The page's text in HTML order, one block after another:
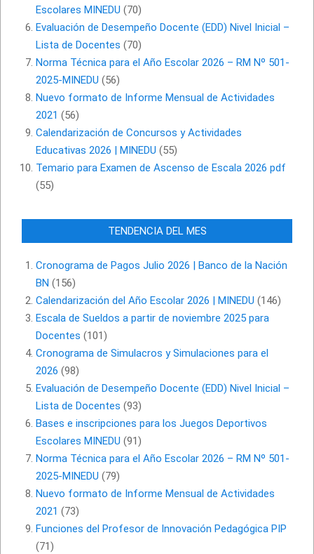
Escolares MINEDU (70)
Evaluación de Desempeño Docente (EDD) Nivel Inicial –
Lista de Docentes (70)
Norma Técnica para el Año Escolar 2026 – RM Nº 501-
2025-MINEDU (56)
Nuevo formato de Informe Mensual de Actividades
2021 (56)
Calendarización de Concursos y Actividades
Educativas 2026 | MINEDU (55)
Temario para Examen de Ascenso de Escala 2026 pdf
(55)
TENDENCIA DEL MES
Cronograma de Pagos Julio 2026 | Banco de la Nación
BN (156)
Calendarización del Año Escolar 2026 | MINEDU (146)
Escala de Sueldos a partir de noviembre 2025 para
Docentes (101)
Cronograma de Simulacros y Simulaciones para el
2026 (98)
Evaluación de Desempeño Docente (EDD) Nivel Inicial –
Lista de Docentes (93)
Bases e inscripciones para los Juegos Deportivos
Escolares MINEDU (91)
Norma Técnica para el Año Escolar 2026 – RM Nº 501-
2025-MINEDU (79)
Nuevo formato de Informe Mensual de Actividades
2021 (73)
Funciones del Profesor de Innovación Pedagógica PIP
(71)